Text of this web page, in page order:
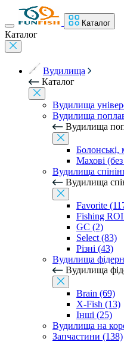
Каталог
Каталог
Вудилища
Каталог
Вудилища
Вудилища
Вудилища
Болонські,
Махові
Вудилища
Вудилища
Favorite
Fishing
GC (2)
Select (83)
Різні (43)
Вудилища
Вудилища
Brain (69)
X-Fish (13)
Інші (25)
Вудилища на
Запчастини (138)